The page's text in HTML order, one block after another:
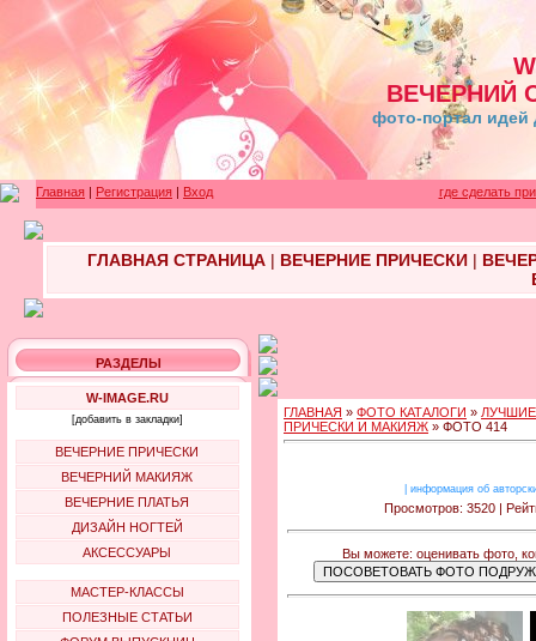
ВЕЧЕРНИЙ
фото-портал идей
Главная | Регистрация | Вход где сделать
ГЛАВНАЯ СТРАНИЦА| ВЕЧЕРНИЕ ПРИЧЕСКИ|
РАЗДЕЛЫ
W-IMAGE.RU
[добавить в закладки]
ВЕЧЕРНИЕ ПРИЧЕСКИ
ВЕЧЕРНИЙ МАКИЯЖ
ВЕЧЕРНИЕ ПЛАТЬЯ
ДИЗАЙН НОГТЕЙ
АКСЕССУАРЫ
МАСТЕР-КЛАССЫ
ПОЛЕЗНЫЕ СТАТЬИ
ГЛАВНАЯ » ФОТО КАТАЛОГИ »
ПРИЧЕСКИ И МАКИЯЖ » ФОТО 414
информация об
Просмотров: 3520 |
Вы можете: оценивать фото,